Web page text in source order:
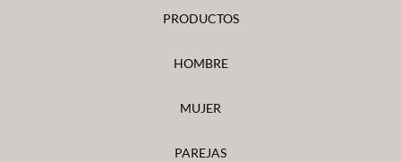
PRODUCTOS
HOMBRE
MUJER
PAREJAS